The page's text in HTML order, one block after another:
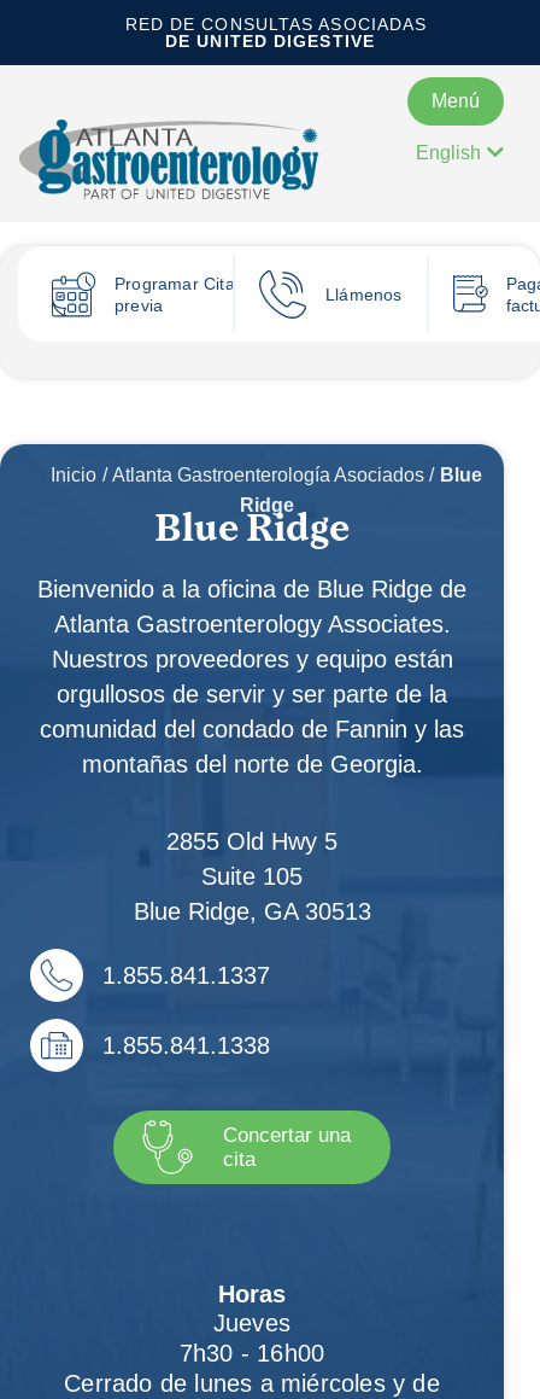
RED DE CONSULTAS ASOCIADAS
DE UNITED DIGESTIVE
Menú
English
ProgramarCita
previa
Llámenos
Inicio /Atlanta Gastroenterología Asociados / Blue
Ridge
Blue Ridge
Bienvenido a la oficina de Blue Ridge de
Atlanta Gastroenterology Associates.
Nuestros proveedores y equipo están
orgullosos de servir y ser parte de la
comunidad del condado de Fannin y las
montañas del norte de Georgia.
2855 Old Hwy 5
Suite 105
Blue Ridge, GA 30513
1.855.841.1337
1.855.841.1338
Concertar una
cita
Horas
Jueves
7h30 - 16h00
Cerrado de lunes a miércoles y de